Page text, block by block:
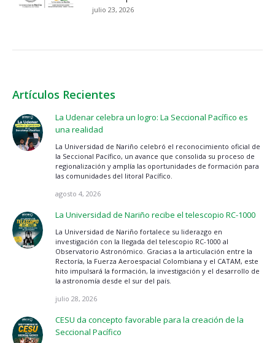
julio 23, 2026
Artículos Recientes
La Udenar celebra un logro: La Seccional Pacífico es
una realidad
La Universidad de Nariño celebró el reconocimiento oficial de
la Seccional Pacífico, un avance que consolida su proceso de
regionalización y amplía las oportunidades de formación para
las comunidades del litoral Pacífico.
agosto 4, 2026
La Universidad de Nariño recibe el telescopio RC-1000
La Universidad de Nariño fortalece su liderazgo en
investigación con la llegada del telescopio RC-1000 al
Observatorio Astronómico. Gracias a la articulación entre la
Rectoría, la Fuerza Aeroespacial Colombiana y el CATAM, este
hito impulsará la formación, la investigación y el desarrollo de
la astronomía desde el sur del país.
julio 28, 2026
CESU da concepto favorable para la creación de la
Seccional Pacífico